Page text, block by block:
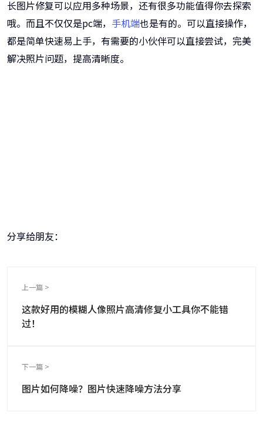
长图片修复可以应用多种场景，还有很多功能值得你去探索
哦。而且不仅仅是pc端， 手机端也是有的。可以直接操作，
都是简单快速易上手，有需要的小伙伴可以直接尝试，完美
解决照片问题，提高清晰度。
分享给朋友：
上一篇 >
这款好用的模糊人像照片高清修复小工具你不能错
过！
下一篇 >
图片如何降噪？图片快速降噪方法分享